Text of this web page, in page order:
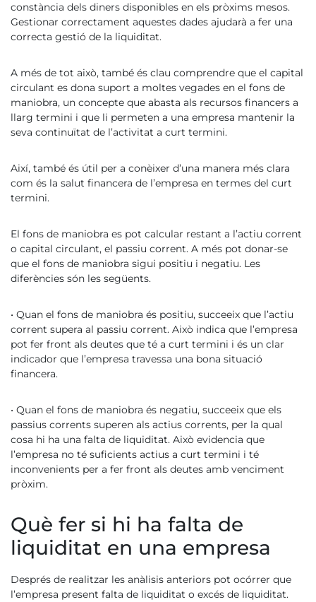
constància dels diners disponibles en els pròxims mesos.
Gestionar correctament aquestes dades ajudarà a fer una
correcta gestió de la liquiditat.
A més de tot això, també és clau comprendre que el capital
circulant es dona suport a moltes vegades en el fons de
maniobra, un concepte que abasta als recursos financers a
llarg termini i que li permeten a una empresa mantenir la
seva continuïtat de l’activitat a curt termini.
Així, també és útil per a conèixer d’una manera més clara
com és la salut financera de l’empresa en termes del curt
termini.
El fons de maniobra es pot calcular restant a l’actiu corrent
o capital circulant, el passiu corrent. A més pot donar-se
que el fons de maniobra sigui positiu i negatiu. Les
diferències són les següents.
• Quan el fons de maniobra és positiu, succeeix que l’actiu
corrent supera al passiu corrent. Això indica que l’empresa
pot fer front als deutes que té a curt termini i és un clar
indicador que l’empresa travessa una bona situació
financera.
• Quan el fons de maniobra és negatiu, succeeix que els
passius corrents superen als actius corrents, per la qual
cosa hi ha una falta de liquiditat. Això evidencia que
l’empresa no té suficients actius a curt termini i té
inconvenients per a fer front als deutes amb venciment
pròxim.
Què fer si hi ha falta de
liquiditat en una empresa
Després de realitzar les anàlisis anteriors pot ocórrer que
l’empresa present falta de liquiditat o excés de liquiditat.